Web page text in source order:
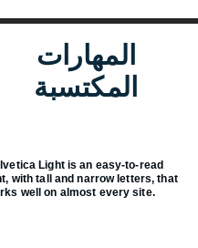
المهارات
المكتسبة
Light is an easy-to-read
with tall and narrow letters, that
well on almost every site.